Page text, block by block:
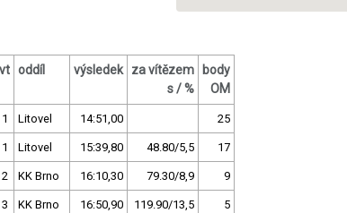
vt oddíl výsledek
za vítězem
s / %
body
OM
1 Litovel 14:51,00 25
1 Litovel 15:39,80 48.80/5,5 17
2 KK Brno 16:10,30 79.30/8,9 9
3 KK Brno 16:50,90 119.90/13,5 5